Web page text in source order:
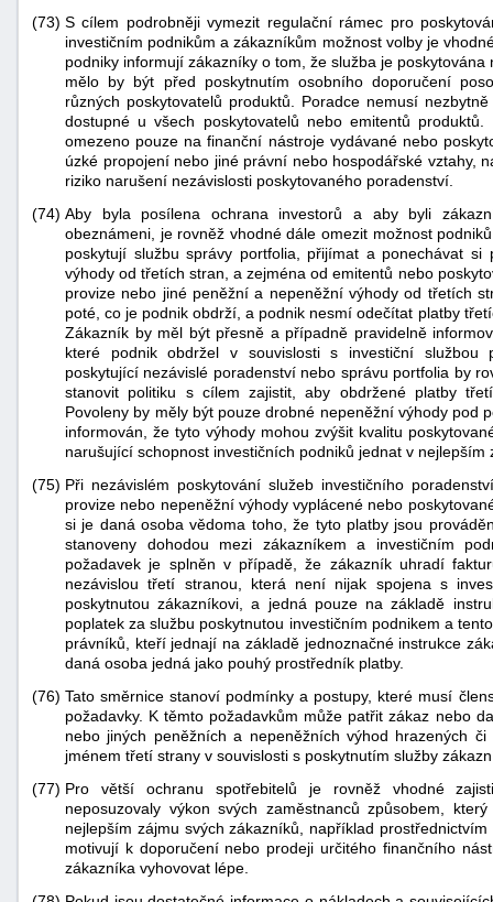
(73) S cílem podrobněji vymezit regulační rámec pro
investičním podnikům a zákazníkům možnost volby je
podniky informují zákazníky o tom, že služba je
mělo by být před poskytnutím osobního doporučení
různých poskytovatelů produktů. Poradce nemusí
dostupné u všech poskytovatelů nebo emitentů
omezeno pouze na finanční nástroje vydávané nebo
úzké propojení nebo jiné právní nebo hospodářské vztahy,
riziko narušení nezávislosti poskytovaného poradenství.
(74) Aby byla posílena ochrana investorů a aby byli
obeznámeni, je rovněž vhodné dále omezit možnost
poskytují službu správy portfolia, přijímat a ponechávat
výhody od třetích stran, a zejména od emitentů nebo
provize nebo jiné peněžní a nepeněžní výhody od třetích
poté, co je podnik obdrží, a podnik nesmí odečítat platby
Zákazník by měl být přesně a případně pravidelně
které podnik obdržel v souvislosti s investiční službou
poskytující nezávislé poradenství nebo správu portfolia by
stanovit politiku s cílem zajistit, aby obdržené platby
Povoleny by měly být pouze drobné nepeněžní výhody pod
informován, že tyto výhody mohou zvýšit kvalitu
narušující schopnost investičních podniků jednat v nejlepším
(75) Při nezávislém poskytování služeb investičního
provize nebo nepeněžní výhody vyplácené nebo
si je daná osoba vědoma toho, že tyto platby jsou
stanoveny dohodou mezi zákazníkem a investičním
požadavek je splněn v případě, že zákazník uhradí
nezávislou třetí stranou, která není nijak spojena s
poskytnutou zákazníkovi, a jedná pouze na základě
poplatek za službu poskytnutou investičním podnikem a
právníků, kteří jednají na základě jednoznačné instrukce
daná osoba jedná jako pouhý prostředník platby.
(76) Tato směrnice stanoví podmínky a postupy, které musí
požadavky. K těmto požadavkům může patřit zákaz nebo
nebo jiných peněžních a nepeněžních výhod hrazených
jménem třetí strany v souvislosti s poskytnutím služby
(77) Pro větší ochranu spotřebitelů je rovněž vhodné
neposuzovaly výkon svých zaměstnanců způsobem,
nejlepším zájmu svých zákazníků, například
motivují k doporučení nebo prodeji určitého finančního
zákazníka vyhovovat lépe.